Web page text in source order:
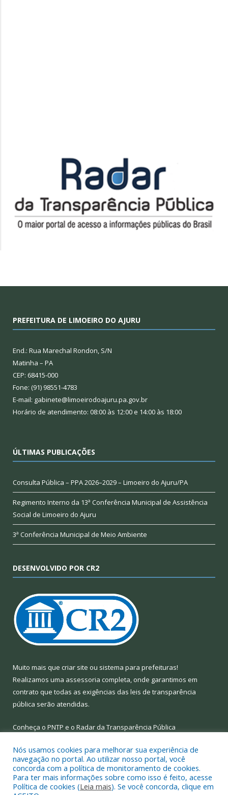
PREFEITURA DE LIMOEIRO DO AJURU
End.: Rua Marechal Rondon, S/N
Matinha – PA
CEP: 68415-000
Fone: (91) 98551-4783
E-mail: gabinete@limoeirodoajuru.pa.gov.br
Horário de atendimento: 08:00 às 12:00 e 14:00 às 18:00
ÚLTIMAS PUBLICAÇÕES
Consulta Pública – PPA 2026–2029 – Limoeiro do Ajuru/PA
Regimento Interno da 13ª Conferência Municipal de Assistência
Social de Limoeiro do Ajuru
3ª Conferência Municipal de Meio Ambiente
DESENVOLVIDO POR CR2
Muito mais que criar site ou sistema para prefeituras!
Realizamos uma assessoria completa, onde garantimos em
contrato que todas as exigências das leis de transparência
pública serão atendidas.
Conheça o PNTP e o Radar da Transparência Pública
Todos os direitos reservados a Prefeitura Municipal de Limoeiro
do Ajuru.
Nós usamos cookies para melhorar sua experiência de
navegação no portal. Ao utilizar nosso portal, você
concorda com a política de monitoramento de cookies.
Para ter mais informações sobre como isso é feito, acesse
Política de cookies (Leia mais). Se você concorda, clique em